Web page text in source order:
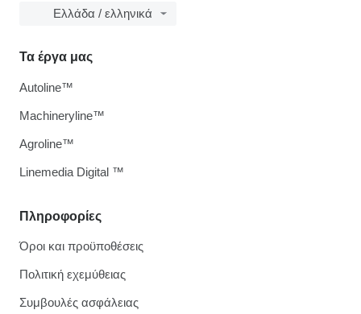
Ελλάδα / ελληνικά
Πληροφορίες
Όροι και προϋποθέσεις
Πολιτική εχεμύθειας
Συμβουλές ασφάλειας
Τα έργα μας
Autoline™
Machineryline™
Agroline™
Linemedia Digital ™